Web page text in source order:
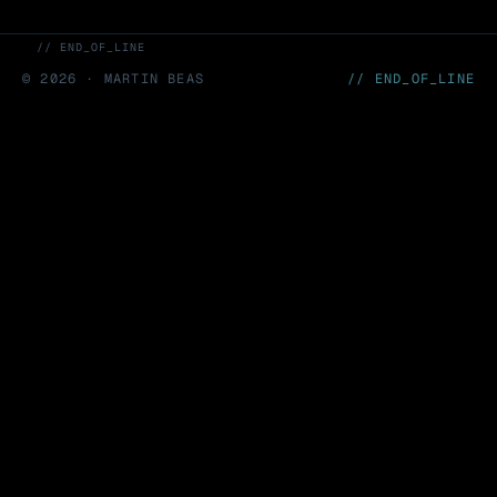
// END_OF_LINE
©2026 · MARTIN BEAS // END_OF_LINE